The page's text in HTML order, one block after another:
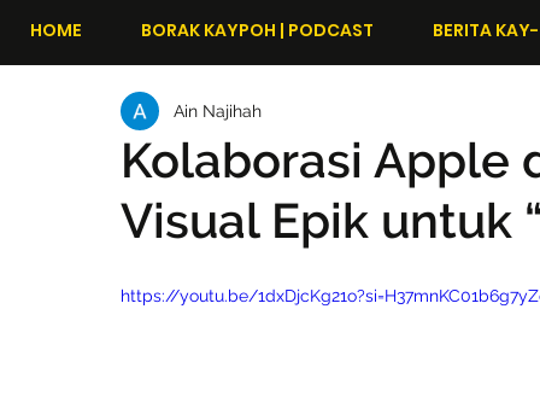
HOME BORAK KAYPOH | PODCAST BERITA
Kolaborasi Apple
Visual Epik untuk
Ain Najihah
https://youtu.be/